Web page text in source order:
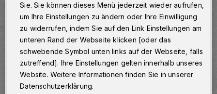
Sie. Sie können dieses Menü jederzeit wieder aufrufen,
um Ihre Einstellungen zu ändern oder Ihre Einwilligung
zu widerrufen, indem Sie auf den Link Einstellungen am
unteren Rand der Webseite klicken [oder das
schwebende Symbol unten links auf der Webseite, falls
zutreffend]. Ihre Einstellungen gelten innerhalb unseres
Website. Weitere Informationen finden Sie in unserer
Datenschutzerklärung.